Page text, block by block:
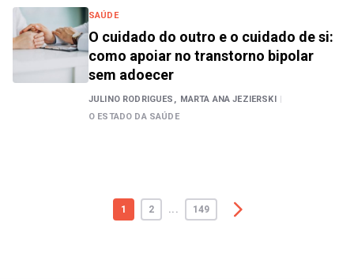
SAÚDE
O cuidado do outro e o cuidado de si:
como apoiar no transtorno bipolar
sem adoecer
JULINO RODRIGUES, MARTA ANA JEZIERSKI |
O ESTADO DA SAÚDE
1 2 ... 149